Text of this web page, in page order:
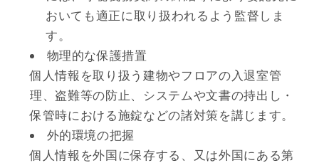
おいても適正に取り扱われるよう監督しま
す。
物理的な保護措置
個人情報を取り扱う建物やフロアの入退室管
理、盗難等の防止、システムや文書の持出し・
保管時における施錠などの諸対策を講じます。
外的環境の把握
個人情報を外国に保存する、又は外国にある第